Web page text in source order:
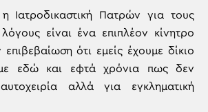
η Ιατροδικαστική Πατρών για τους
είναι ένα επιπλέον κίνητρο
επιβεβαίωση ότι εμείς έχουμε δίκιο
εδώ και εφτά χρόνια πως δεν
αλλά για εγκληματική